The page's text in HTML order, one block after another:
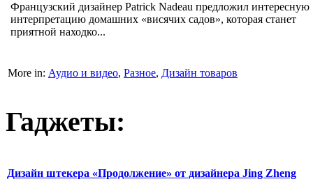
Французский дизайнер Patrick Nadeau предложил интересную
интерпретацию домашних «висячих садов», которая станет
приятной находко...
More in: Аудио и видео, Разное, Дизайн товаров
Гаджеты:
Дизайн штекера «Продолжение» от дизайнера Jing Zheng